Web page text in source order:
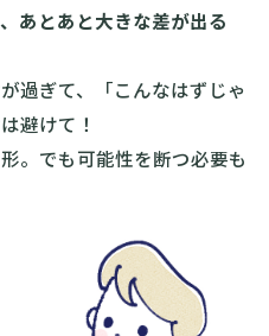
あとあと大きな差が出る
過ぎて、「こんなはずじゃ
避けて！
。でも可能性を断つ必要も